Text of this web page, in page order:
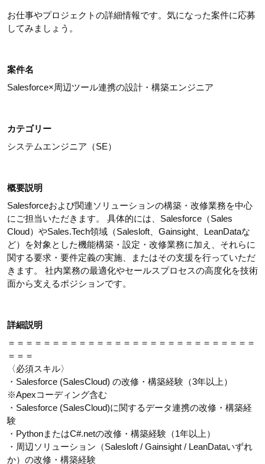
お仕事やプロジェクトの詳細情報です。気になった案件に応募
してみましょう。
案件名
Salesforce×周辺ツール連携の設計・構築エンジニア
カテゴリー
システムエンジニア（SE）
概要説明
Salesforceおよび関連ソリューションの構築・改修業務を中心
にご担当いただきます。 具体的には、Salesforce（Sales
Cloud）やSales.Tech領域（Salesloft、Gainsight、LeanDataな
ど）を対象とした機能構築・設定・改修業務に加え、それらに
関する要求・要件定義の実施、またはその支援を行っていただ
きます。 社内業務の最適化やセールスプロセスの高度化を技術
面から支えるポジションです。
詳細説明
＝＝＝＝＝＝＝＝＝＝＝＝＝＝＝＝＝＝＝＝＝＝＝＝＝＝＝＝
＝＝＝
〈必須スキル〉
・Salesforce (SalesCloud) の改修・構築経験（3年以上）
※Apexコーディング含む
・Salesforce (SalesCloud)に関するデータ連携の改修・構築経
験
・PythonまたはC#.netの改修・構築経験（1年以上）
・周辺ソリューション（Salesloft / Gainsight / LeanDataいずれ
か）の改修・構築経験